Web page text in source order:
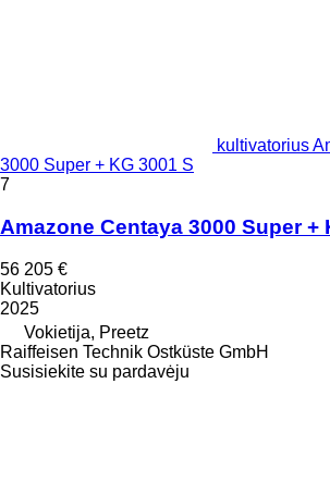
kultivatorius
3000 Super + KG 3001 S
7
Amazone Centaya 3000 Super +
56 205 €
Kultivatorius
2025
Vokietija, Preetz
Raiffeisen Technik Ostküste GmbH
Susisiekite su pardavėju